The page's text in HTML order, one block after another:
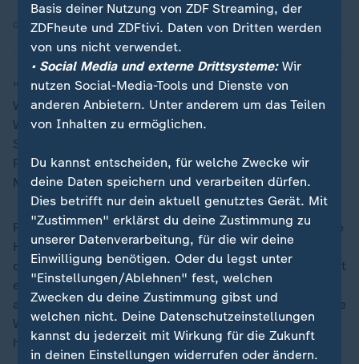
01.07.2026 | 8:40 min
"Warum werden Superstars denn Superstars genannt?
Weil sie besser als andere Spieler sind!" sagte
Weltmeister Thomas Müller im German House of
Soccer zum WM-Start. Offenkundig ist auch, welche
Privilegien die Topstars genießen, für die ihre
Mitspieler gerne auch einen Schritt mehr machen.
FIFA-Impresario Gianni Infantino spielt das alles in die
Hände. Der Weltverband kann sich beim Schaulaufen
der großen Stars mal wieder die Hände reiben. Oder ist
es doch Lionel Messi, der den größten Rahm
abschöpft? Weil Argentiniens Torjäger als omnipräsente
Werbefigur noch bessere Doppelpässe fürs Geschäft
hinbekommt.
Basis deiner Nutzung von ZDF Streaming, der
ZDFheute und ZDFtivi. Daten von Dritten werden
von uns nicht verwendet.
• Social Media und externe Drittsysteme:Wir
nutzen Social-Media-Tools und Dienste von
anderen Anbietern. Unter anderem um das Teilen
von Inhalten zu ermöglichen.
Du kannst entscheiden, für welche Zwecke wir
deine Daten speichern und verarbeiten dürfen.
Dies betrifft nur dein aktuell genutztes Gerät. Mit
"Zustimmen" erklärst du deine Zustimmung zu
unserer Datenverarbeitung, für die wir deine
Einwilligung benötigen. Oder du legst unter
"Einstellungen/Ablehnen" fest, welchen
Zwecken du deine Zustimmung gibst und
welchen nicht. Deine Datenschutzeinstellungen
kannst du jederzeit mit Wirkung für die Zukunft
in deinen Einstellungen widerrufen oder ändern.